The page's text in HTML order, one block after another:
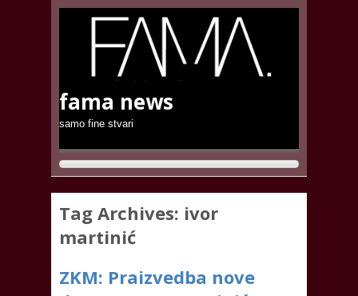
fama news
samo fine stvari
Tag Archives: ivor
martinić
ZKM: Praizvedba nove